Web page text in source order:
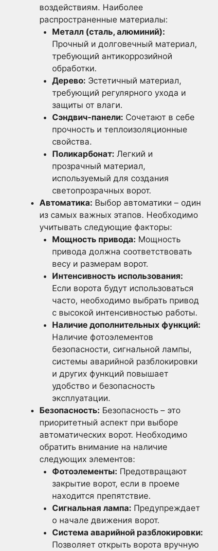
воздействиям. Наиболее
распространенные материалы:
Металл (сталь, алюминий):
Прочный и долговечный материал,
требующий антикоррозийной
обработки.
Дерево: Эстетичный материал,
требующий регулярного ухода и
защиты от влаги.
Сэндвич-панели: Сочетают в себе
прочность и теплоизоляционные
свойства.
Поликарбонат: Легкий и
прозрачный материал,
используемый для создания
светопрозрачных ворот.
Автоматика: Выбор автоматики – один
из самых важных этапов. Необходимо
учитывать следующие факторы:
Мощность привода: Мощность
привода должна соответствовать
весу и размерам ворот.
Интенсивность использования:
Если ворота будут использоваться
часто, необходимо выбрать привод
с высокой интенсивностью работы.
Наличие дополнительных функций:
Наличие фотоэлементов
безопасности, сигнальной лампы,
системы аварийной разблокировки
и других функций повышает
удобство и безопасность
эксплуатации.
Безопасность: Безопасность – это
приоритетный аспект при выборе
автоматических ворот. Необходимо
обратить внимание на наличие
следующих элементов:
Фотоэлементы: Предотвращают
закрытие ворот, если в проеме
находится препятствие.
Сигнальная лампа: Предупреждает
о начале движения ворот.
Система аварийной разблокировки:
Позволяет открыть ворота вручную